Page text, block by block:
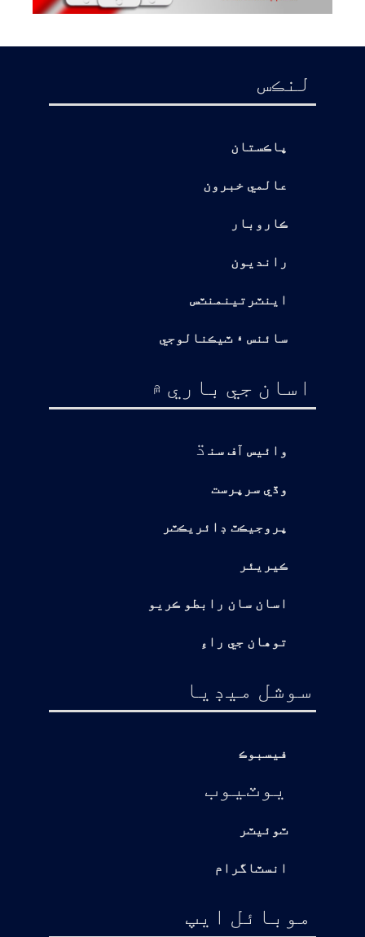
لنڪس
پاڪستان
عالمي خبرون
ڪاروبار
رانديون
اينٽرتينمنٽس
سائنس ۽ ٽيڪنالوجي
اسان جي باري ۾
وائيس آف سن ڌ
وڏي سرپرست
پروجيڪٽ ڊائريڪٽر
ڪيريئر
اسان سان رابطو ڪريو
توهان جي راءِ
سوشل ميڊيا
فيسبوڪ
يوٽيوب
ٽوئيٽر
انسٽاگرام
موبائل ايپ